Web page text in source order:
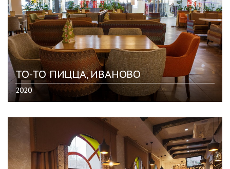
ТО-ТО ПИЦЦА, ИВАНОВО
2020